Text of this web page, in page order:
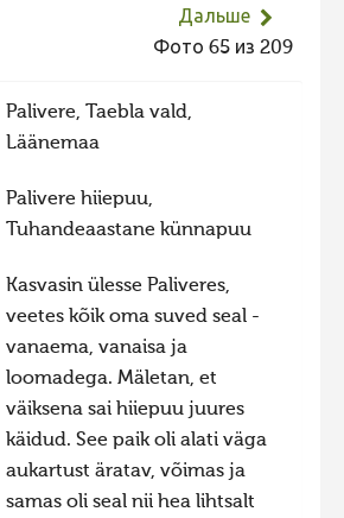
Дальше
Фото 65 из 209
Palivere, Taebla vald,
Läänemaa
Palivere hiiepuu,
Tuhandeaastane künnapuu
Kasvasin ülesse Paliveres,
veetes kõik oma suved seal -
vanaema, vanaisa ja
loomadega. Mäletan, et
väiksena sai hiiepuu juures
käidud. See paik oli alati väga
aukartust äratav, võimas ja
samas oli seal nii hea lihtsalt